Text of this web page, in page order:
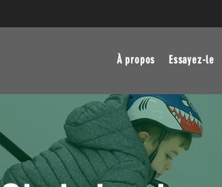
À propos Essayez-le